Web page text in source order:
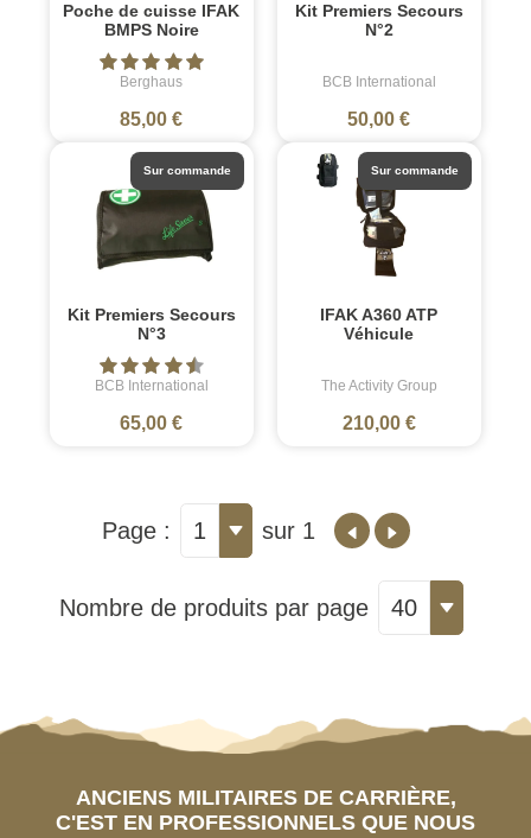
Poche de cuisse IFAK
BMPS Noire
Berghaus
85,00 €
Kit Premiers Secours
N°2
BCB International
50,00 €
Kit Premiers Secours
N°3
BCB International
65,00 €
Sur commande
IFAK A360 ATP
Véhicule
The Activity Group
210,00 €
Sur commande
Page : 1 sur 1
Nombre de produits par page 40
ANCIENS MILITAIRES DE CARRIÈRE,
C'EST EN PROFESSIONNELS QUE NOUS